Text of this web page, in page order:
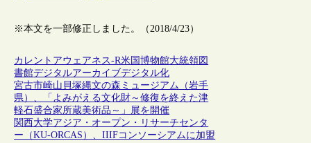
※本文を一部修正しました。（2018/4/23）
カレントアウェアネス-R米国博物館大統領図
書館デジタルアーカイブデジタル化
宮古市崎山貝塚縄文の森ミュージアム（岩手
県）、「よみがえる文化財～修復を終えた津
軽石盛合家所蔵美術品～」展を開催
関西大学アジア・オープン・リサーチセンタ
ー（KU-ORCAS）、IIIFコンソーシアムに加盟